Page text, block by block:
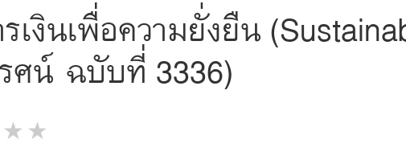
เงินเพื่อความยั่งยืน
ศน์ ฉบับที่ 3336)
4 stars
3 stars